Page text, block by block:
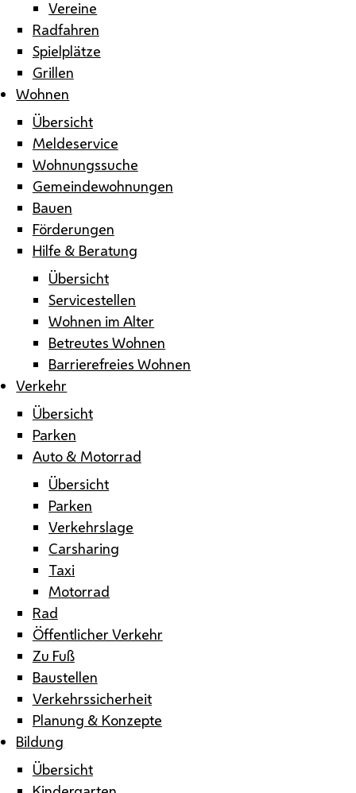
Vereine
Radfahren
Spielplätze
Grillen
Wohnen
Übersicht
Meldeservice
Wohnungssuche
Gemeindewohnungen
Bauen
Förderungen
Hilfe & Beratung
Übersicht
Servicestellen
Wohnen im Alter
Betreutes Wohnen
Barrierefreies Wohnen
Verkehr
Übersicht
Parken
Auto & Motorrad
Übersicht
Parken
Verkehrslage
Carsharing
Taxi
Motorrad
Rad
Öffentlicher Verkehr
Zu Fuß
Baustellen
Verkehrssicherheit
Planung & Konzepte
Bildung
Übersicht